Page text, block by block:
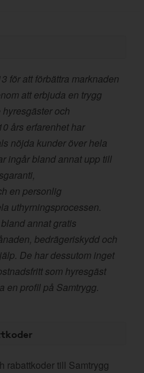
för att förbättra marknaden
att erbjuda en trygg
och
års erfarenhet har
nöjda kunder över hela
ingår bland annat upp till
en personlig
uthyrningsprocessen.
annat gratis
bedrägeriskydd och
De har dessutom inget
som hyresgäst
en profil på Samtrygg.
rabattkoder till Samtrygg